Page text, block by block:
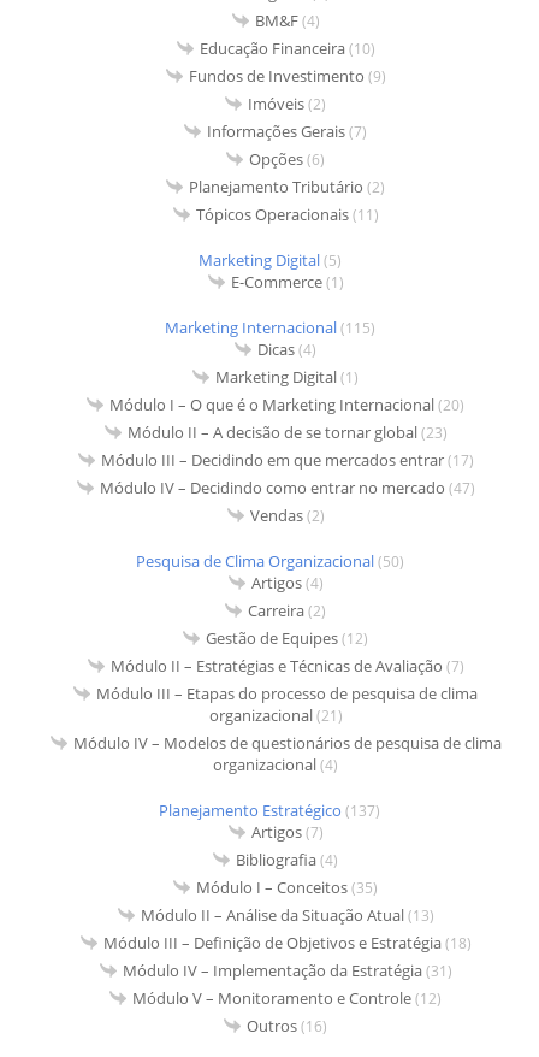
BM&F(4)
Educação Financeira(10)
Fundos de Investimento (9)
Imóveis(2)
Informações Gerais(7)
Opções(6)
Planejamento Tributário (2)
Tópicos Operacionais(11)
Marketing Digital(5)
E-Commerce(1)
Marketing Internacional(115)
Dicas(4)
Marketing Digital(1)
Módulo I – O que é o Marketing Internacional(20)
Módulo II – A decisão de se tornar global(23)
Módulo III – Decidindo em que mercados entrar(17)
Módulo IV – Decidindo como entrar no mercado (47)
Vendas(2)
Pesquisa de Clima Organizacional(50)
Artigos(4)
Carreira(2)
Gestão de Equipes(12)
Módulo II – Estratégias e Técnicas de Avaliação (7)
Módulo III – Etapas do processo de pesquisa de clima
organizacional(21)
Módulo IV – Modelos de questionários de pesquisa de clima
organizacional(4)
Planejamento Estratégico (137)
Artigos(7)
Bibliografia(4)
Módulo I – Conceitos(35)
Módulo II – Análise da Situação Atual(13)
Módulo III – Definição de Objetivos e Estratégia(18)
Módulo IV – Implementação da Estratégia(31)
Módulo V – Monitoramento e Controle(12)
Outros(16)